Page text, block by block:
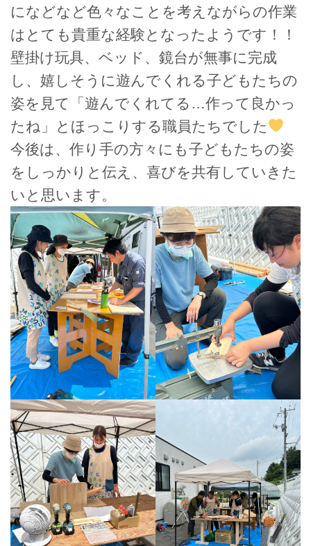
になどなど色々なことを考えながらの作業
はとても貴重な経験となったようです！！
壁掛け玩具、ベッド、鏡台が無事に完成
し、嬉しそうに遊んでくれる子どもたちの
姿を見て「遊んでくれてる…作って良かっ
たね」とほっこりする職員たちでした
今後は、作り手の方々にも子どもたちの姿
をしっかりと伝え、喜びを共有していきた
いと思います。